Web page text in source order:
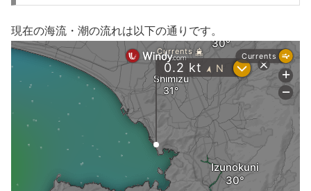
現在の海流・潮の流れは以下の通りです。